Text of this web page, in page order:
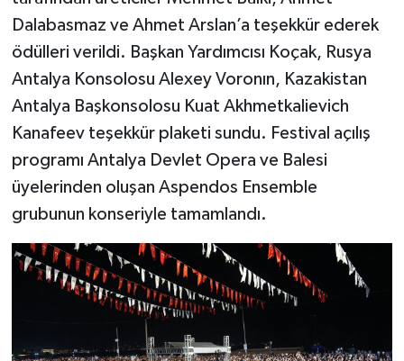
Dalabasmaz ve Ahmet Arslan’a teşekkür ederek
ödülleri verildi. Başkan Yardımcısı Koçak, Rusya
Antalya Konsolosu Alexey Voronın, Kazakistan
Antalya Başkonsolosu Kuat Akhmetkalievich
Kanafeev teşekkür plaketi sundu. Festival açılış
programı Antalya Devlet Opera ve Balesi
üyelerinden oluşan Aspendos Ensemble
grubunun konseriyle tamamlandı.